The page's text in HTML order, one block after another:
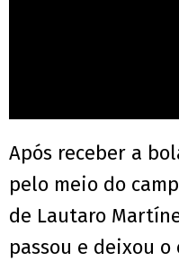
Após receber a
pelo meio do
de Lautaro
passou e deixou